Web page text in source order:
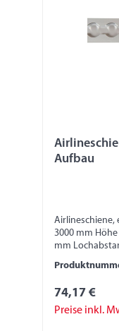
Aufbau
Airlineschiene,
3000 mm
mm
Bitte beachten: Die Stabilität und die Festigkeit
der
ist der
geeignete
74,17 €
Preise inkl.